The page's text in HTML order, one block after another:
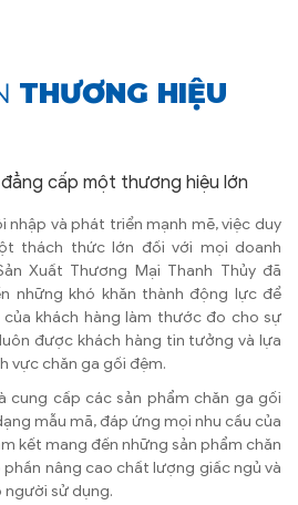
THƯƠNG HIỆU
cấp một thương hiệu lớn
nhập và phát triển mạnh mẽ, việc duy
thách thức lớn đối với mọi doanh
Xuất Thương Mại Thanh Thủy đã
những khó khăn thành động lực để
của khách hàng làm thước đo cho sự
được khách hàng tin tưởng và lựa
vực chăn ga gối đệm.
cung cấp các sản phẩm chăn ga gối
mẫu mã, đáp ứng mọi nhu cầu của
kết mang đến những sản phẩm chăn
nâng cao chất lượng giấc ngủ và
người sử dụng.